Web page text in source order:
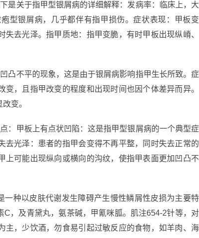
是关于指甲型银屑病的详细解释：发病率：临床上，大
型银屑病，几乎都伴有指甲损伤。症状表现：甲板变
去光泽。指甲质地：指甲变脆，有时甲板出现纵嵴、
凸不平的现象，这是由于银屑病影响指甲生长所致。症
，且指甲改变的程度和出现时间也因个体差异而异。
变。
：甲板上有点状凹陷：这是指甲型银屑病的一个典型症
光泽：患者的指甲会变得不再平整，同时失去正常的
上可能出现纵向或横向的沟纹，使指甲表面更加凹凸不
种以皮肤代谢发生障碍产生慢性鳞屑性皮损为主要特
，及青黛丸，氨茶碱，甲氰咪胍。肌注654-2针等，对
主，少饮酒，勿食易引起过敏反应的食物，如羊肉、海